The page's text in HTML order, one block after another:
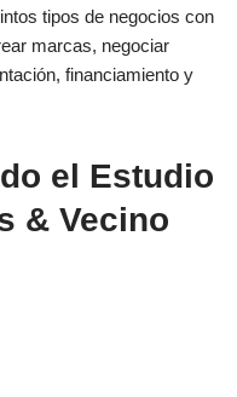
tipos de negocios con
marcas, negociar
financiamiento y
el Estudio
& Vecino